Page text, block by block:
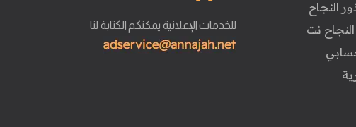
النجاح
نت
للخدمات الإعلانية يمكنكم الكتابة لنا